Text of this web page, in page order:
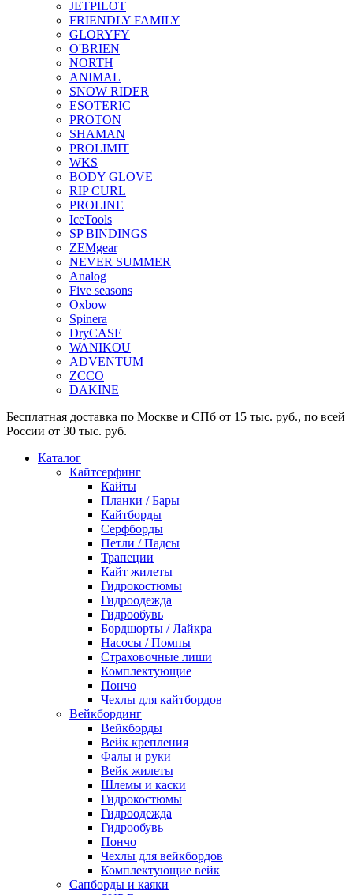
JETPILOT
FRIENDLY FAMILY
GLORYFY
O'BRIEN
NORTH
ANIMAL
SNOW RIDER
ESOTERIC
PROTON
SHAMAN
PROLIMIT
WKS
BODY GLOVE
RIP CURL
PROLINE
IceTools
SP BINDINGS
ZEMgear
NEVER SUMMER
Analog
Five seasons
Oxbow
Spinera
DryCASE
WANIKOU
ADVENTUM
ZCCO
DAKINE
Бесплатная доставка по Москве и СПб от 15 тыс. руб., по всей
России от 30 тыс. руб.
Каталог
Кайтсерфинг
Кайты
Планки / Бары
Кайтборды
Серфборды
Петли / Падсы
Трапеции
Кайт жилеты
Гидрокостюмы
Гидроодежда
Гидрообувь
Бордшорты / Лайкра
Насосы / Помпы
Страховочные лиши
Комплектующие
Пончо
Чехлы для кайтбордов
Вейкбординг
Вейкборды
Вейк крепления
Фалы и руки
Вейк жилеты
Шлемы и каски
Гидрокостюмы
Гидроодежда
Гидрообувь
Пончо
Чехлы для вейкбордов
Комплектующие вейк
Сапборды и каяки